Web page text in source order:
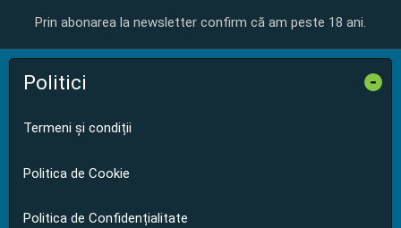
Prin abonarea la newsletter confirm că am peste 18 ani.
Politici -
Termeni și condiții
Politica de Cookie
Politica de Confidențialitate